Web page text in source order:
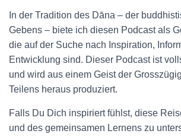
In der Tradition des Dāna – der
Gebens – biete ich diesen Podcast als
die auf der Suche nach Inspiration,
Entwicklung sind. Dieser Podcast ist
und wird aus einem Geist der
Teilens heraus produziert.
Falls Du Dich inspiriert fühlst, diese
und des gemeinsamen Lernens zu